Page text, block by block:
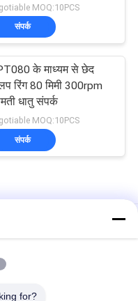
MOQ:10PCS
संपर्क
के माध्यम से छेद
रिंग 80 मिमी 300rpm
धातु संपर्क
MOQ:10PCS
संपर्क
अंगूठी
for?